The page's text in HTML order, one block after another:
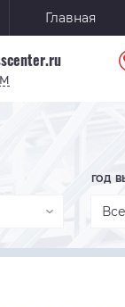
Главная
ГОД
Все